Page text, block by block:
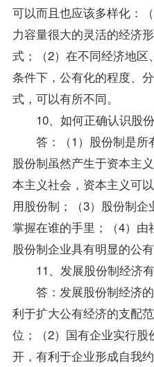
可以而且也应该多样化：
力容量很大的灵活的经济
式；（2）在不同经济地
条件下，公有化的程度、
式，可以有所不同。
10、如何正确认识股份
答：（1）股份制是所
股份制虽然产生于资本主
本主义社会，资本主义可
用股份制；（3）股份制
掌握在谁的手里；（4）
股份制企业具有明显的公有
11、发展股份制经济有
答：发展股份制经济的
利于扩大公有经济的支配
位；（2）国有企业实行
开，有利于企业形成自我